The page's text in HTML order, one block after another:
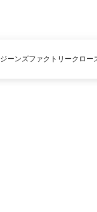
ジーンズファクトリークロー